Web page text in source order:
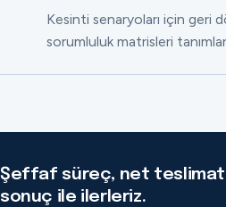
Kesinti senaryoları için geri
sorumluluk matrisleri
Şeffaf süreç, net teslimat
sonuç ile ilerleriz.